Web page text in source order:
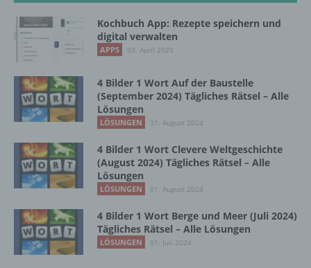
Kochbuch App: Rezepte speichern und
digital verwalten
APPS 03. April 2025
4 Bilder 1 Wort Auf der Baustelle
(September 2024) Tägliches Rätsel – Alle
Lösungen
LÖSUNGEN 31. August 2024
4 Bilder 1 Wort Clevere Weltgeschichte
(August 2024) Tägliches Rätsel – Alle
Lösungen
LÖSUNGEN 01. August 2024
4 Bilder 1 Wort Berge und Meer (Juli 2024)
Tägliches Rätsel – Alle Lösungen
LÖSUNGEN 01. Juli 2024
auf welche die personenbezogenen Daten
ohne Hinzuziehung zusätzlicher
Informationen nicht mehr einer spezifischen
können, sofern diese zusätzlichen
Informationen gesondert aufbewahrt werden
und technischen und organisatorischen
Maßnahmen unterliegen, die gewährleisten,
dass die personenbezogenen Daten nicht
einer identifizierten oder identifizierbaren
natürlichen Person zugewiesen werden.
Verantwortlicher
Verantwortlicher oder für die Verarbeitung